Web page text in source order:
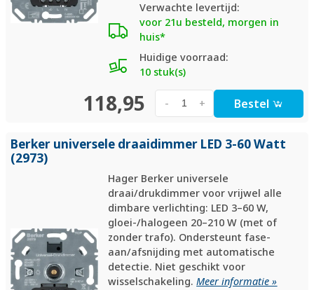
Verwachte levertijd:
voor 21u besteld, morgen in
huis*
Huidige voorraad:
10 stuk(s)
118,95 +
- Bestel
Berker universele draaidimmer LED 3-60 Watt
(2973)
Hager Berker universele
draai/drukdimmer voor vrijwel alle
dimbare verlichting: LED 3–60 W,
gloei-/halogeen 20–210 W (met of
zonder trafo). Ondersteunt fase-
aan/afsnijding met automatische
detectie. Niet geschikt voor
wisselschakeling.Meer informatie »